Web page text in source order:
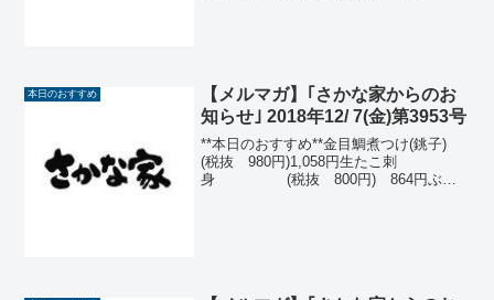
本日のおすすめ
【メルマガ】｢さかな家からのお
知らせ｣ 2018年12/ 7(金)第3953号
**本日のおすすめ**金目鯛煮つけ(銚子)
(税抜 980円)1,058円生たこ刺
身 (税抜 800円) 864円ぶり